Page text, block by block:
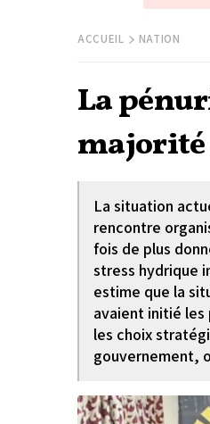
ACCUEIL NATION
La
majorité
La situation
rencontre
fois de plus
stress hydrique
estime que la
avaient initié les
les choix
gouvernement,